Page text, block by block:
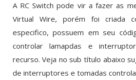
A RC Switch pode vir a fazer as
Virtual Wire, porém foi criada
especifico, possuem em seu
controlar lamapdas e
recurso. Veja no sub título abaixo
de interruptores e tomadas